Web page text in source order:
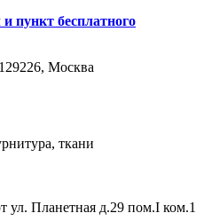
пункт бесплатного
Москва
ткани
Планетная д.29 пом.I ком.1